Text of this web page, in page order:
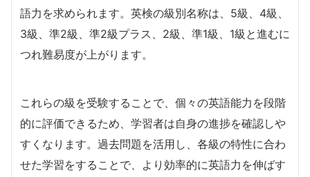
語力を求められます。英検の級別名称は、5級、4級、
3級、準2級、準2級プラス、2級、準1級、1級と進むに
つれ難易度が上がります。
これらの級を受験することで、個々の英語能力を段階
的に評価できるため、学習者は自身の進捗を確認しや
すくなります。過去問題を活用し、各級の特性に合わ
せた学習をすることで、より効率的に英語力を伸ばす